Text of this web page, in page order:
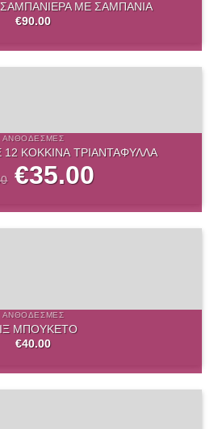
ΜΕ ΣΑΜΠΑΝΙΑ
€90.00
ΑΝΘΟΔΈΣΜΕΣ
ΚΟΚΚΙΝΑ ΤΡΙΑΝΤΑΦΥΛΛΑ
Original
price
was:
€35.00τρέχουσα
ΑΝΘΟΔΈΣΜΕΣ
ΜΠΟΥΚΕΤΟ
€40.00